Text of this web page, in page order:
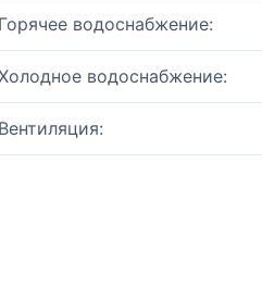
Горячее водоснабжение:
водоснабжение:
Вентиляция: